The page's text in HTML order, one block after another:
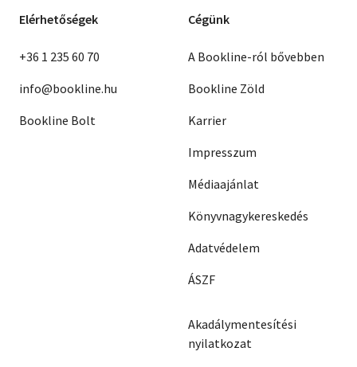
Elérhetőségek
+36 1 235 60 70
info@bookline.hu
Bookline Bolt
Cégünk
A Bookline-ról bővebben
Bookline Zöld
Karrier
Impresszum
Médiaajánlat
Könyvnagykereskedés
Adatvédelem
ÁSZF
Akadálymentesítési
nyilatkozat